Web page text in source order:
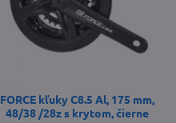
FORCE kľuky C8.5 Al, 175 mm,
48/38 /28z s krytom, čierne